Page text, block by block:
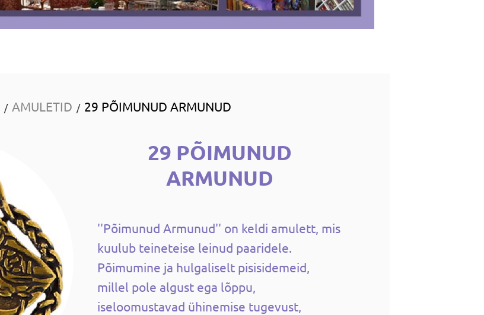
/ AMULETID / 29 PÕIMUNUD ARMUNUD
29 PÕIMUNUD
ARMUNUD
''Põimunud Armunud'' on keldi amulett, mis
kuulub teineteise leinud paaridele.
Põimumine ja hulgaliselt pisisidemeid,
millel pole algust ega lõppu,
iseloomustavad ühinemise tugevust,